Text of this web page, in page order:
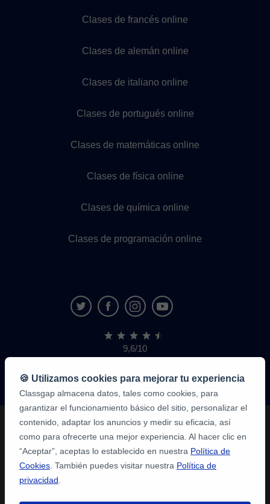
Clases de francés online
Clases de alemán online
Clases de italiano online
Clases de portugués online
Clases de matemáticas online
Clases de física online
Clases de química online
Clases de programación online
9,6/10
1.339.284
de
alumnos
🍪 Utilizamos cookies para mejorar tu experiencia
Classgap almacena datos, tales como cookies, para
garantizar el funcionamiento básico del sitio, personalizar el
contenido, adaptar los anuncios y medir su eficacia, así
como para ofrecerte una mejor experiencia. Al hacer clic en
“Aceptar”, aceptas lo establecido en nuestra Política de
Cookies . También puedes visitar nuestra Política de
privacidad